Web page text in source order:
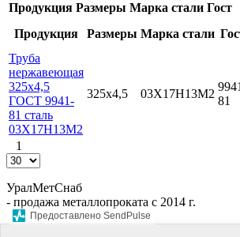
Продукция Размеры Марка стали Гост
Продукция
Размеры Марка стали
Труба
нержавеющая
325х4,5
ГОСТ 9941-
81 сталь
03Х17Н13М2
325х4,5 03Х17Н13М2
81
1
УралМетСнаб
- продажа металлопроката с 2014 г.
Предоставлено SendPulse